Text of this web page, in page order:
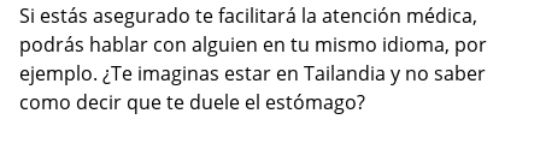
Si estás asegurado te facilitará la atención médica,
podrás hablar con alguien en tu mismo idioma, por
ejemplo. ¿Te imaginas estar en Tailandia y no saber
como decir que te duele el estómago?